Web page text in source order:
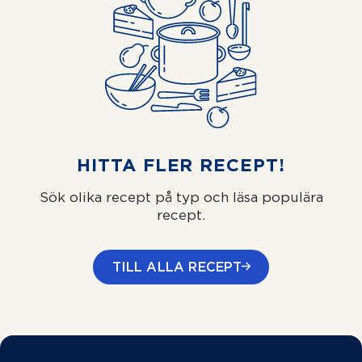
HITTA FLER RECEPT!
Sök olika recept på typ och läsa populära
recept.
TILL ALLA RECEPT